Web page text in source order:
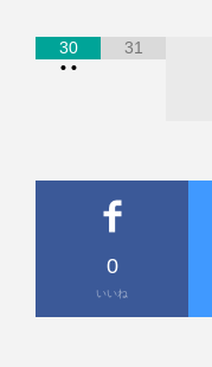
30
• •
31
0
いいね